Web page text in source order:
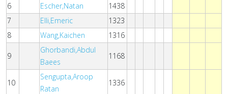
6
Escher,Natan
1438
7
Elli,Emeric
1323
8
Wang,Kaichen 1316
9
Ghorbandi,Abdul
Baees
1168
10
Sengupta,Aroop
Ratan
1336